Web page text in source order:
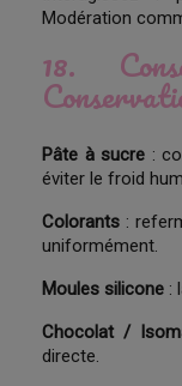
Modération
18.
Pâte à sucre :
éviter le froid
Colorants :
uniformément.
Moules silicone :
Chocolat /
directe.